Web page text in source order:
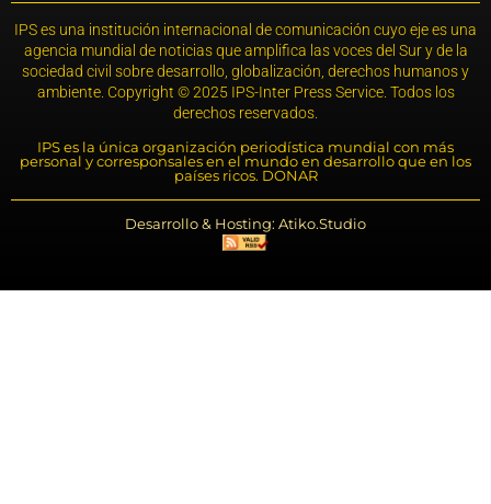
IPS es una institución internacional de comunicación cuyo eje es una
agencia mundial de noticias que amplifica las voces del Sur y de la
sociedad civil sobre desarrollo, globalización, derechos humanos y
ambiente. Copyright © 2025 IPS-Inter Press Service. Todos los
derechos reservados.
IPS es la única organización periodística mundial con más
personal y corresponsales en el mundo en desarrollo que en los
países ricos. DONAR
Desarrollo & Hosting: Atiko.Studio